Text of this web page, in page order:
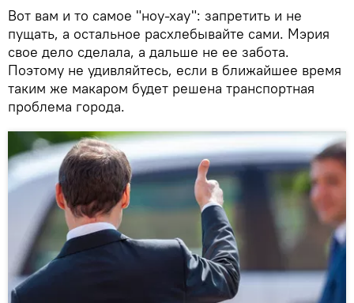
Вот вам и то самое "ноу-хау": запретить и не
пущать, а остальное расхлебывайте сами. Мэрия
свое дело сделала, а дальше не ее забота.
Поэтому не удивляйтесь, если в ближайшее время
таким же макаром будет решена транспортная
проблема города.